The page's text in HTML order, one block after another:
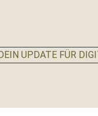
UPDATE FÜR